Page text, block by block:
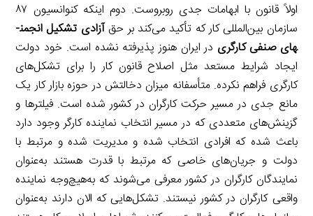
اولاً قانون با ابهامات جدی روبروست. دوم اینکه کنوانسیون ۸۷
سازمان بین‌المللی کار که تأکید می‌کند بر حقآزادی تشکیل انجمن­
های صنفی کارگری در ایران هنوز پذیرفته نشده است. خود دولت
ایجاد شرایط مستعد مثل اصلاح قانون کار را برای تشکل‌های
کارگری فراهم نکرده. متأسفانه میزان دخالتش در حوزه بازار کار یک
مانع جدی در مسیر حرکت کارگران در کشور شده است. فیلترها و
گزینش‌های متعددی که در مسیر انتخاب نماینده کارگر وجود دارد
باعث شده که افرادی انتخاب شده و مدیریت شده و مرتبط با
دولت و جریان‌های خاصی که مرتبط با قدرت هستند به‌عنوان
نمایندگان کارگران در کشور معرفی می‌شوند که به‌هیچ‌وجه نماینده
واقعی کارگران در کشور نیستند. تشکل‌هایی که الان دارند به‌عنوان